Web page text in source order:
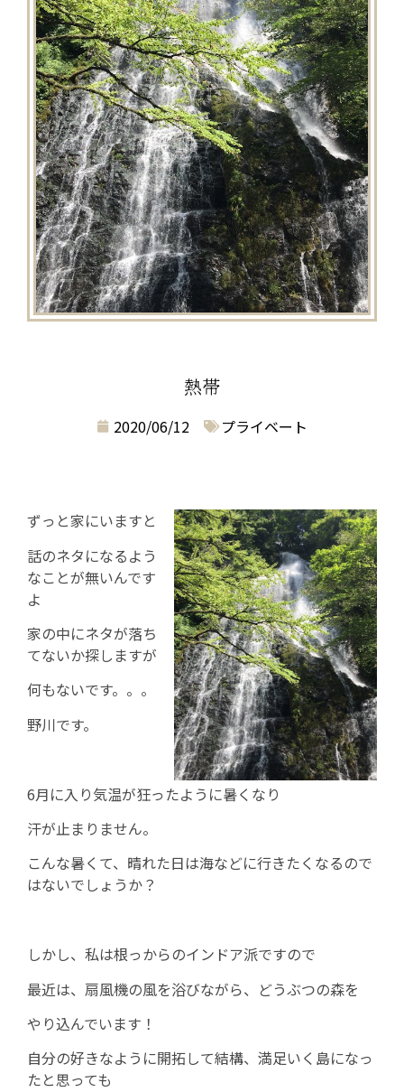
熱帯
2020/06/12 プライベート
ずっと家にいますと
話のネタになるよう
なことが無いんです
よ
家の中にネタが落ち
てないか探しますが
何もないです。。。
野川です。
6月に入り気温が狂ったように暑くなり
汗が止まりません。
こんな暑くて、晴れた日は海などに行きたくなるので
はないでしょうか？
しかし、私は根っからのインドア派ですので
最近は、扇風機の風を浴びながら、どうぶつの森を
やり込んでいます！
自分の好きなように開拓して結構、満足いく島になっ
たと思っても